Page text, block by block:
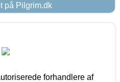
på Pilgrim.dk
forhandlere af